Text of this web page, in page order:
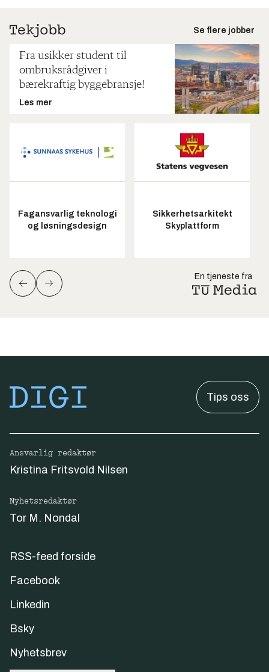
Se flere jobber
Fra usikker student til
ombruksrådgiver i
bærekraftig byggebransje!
Les mer
Fagansvarlig teknologi
og løsningsdesign
Sikkerhetsarkitekt
Skyplattform
En tjeneste fra
Tips oss
Ansvarlig redaktør
Kristina Fritsvold Nilsen
Nyhetsredaktør
Tor M. Nondal
RSS-feed forside
Facebook
Linkedin
Bsky
Nyhetsbrev